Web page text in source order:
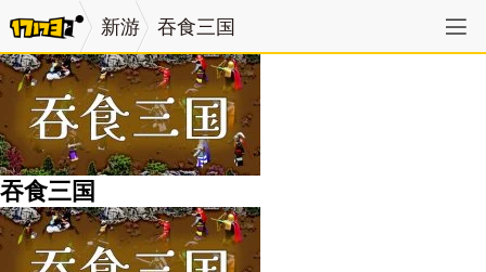
新游 吞食三国
吞食三国